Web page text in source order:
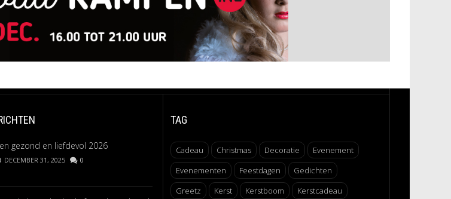
gezond en liefdevol 2026
DECEMBER 31, 2025 0
TAG
Cadeau Christmas Decoratie
Evenement
Evenementen
Feestdagen
Gedichten
Greetz
Kerst Kerstboom Kerstcadeau